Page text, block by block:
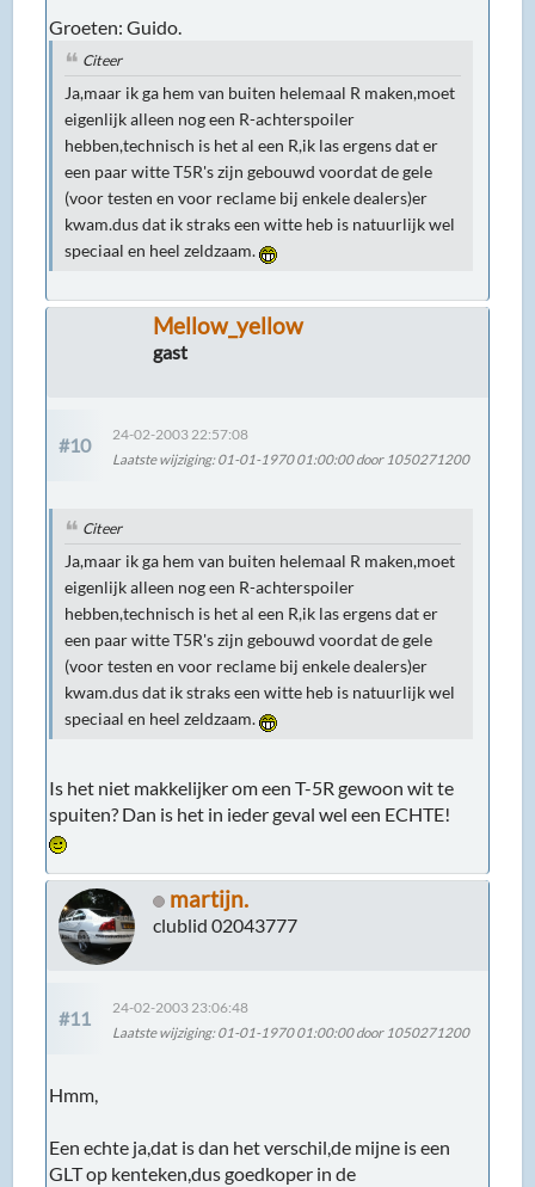
Groeten: Guido.
Citeer
Ja,maar ik ga hem van buiten helemaal R maken,moet
eigenlijk alleen nog een R-achterspoiler
hebben,technisch is het al een R,ik las ergens dat er
een paar witte T5R's zijn gebouwd voordat de gele
(voor testen en voor reclame bij enkele dealers)er
kwam.dus dat ik straks een witte heb is natuurlijk wel
speciaal en heel zeldzaam.
Mellow_yellow
gast
#10
24-02-2003 22:57:08
Laatste wijziging: 01-01-1970 01:00:00 door 1050271200
Citeer
Ja,maar ik ga hem van buiten helemaal R maken,moet
eigenlijk alleen nog een R-achterspoiler
hebben,technisch is het al een R,ik las ergens dat er
een paar witte T5R's zijn gebouwd voordat de gele
(voor testen en voor reclame bij enkele dealers)er
kwam.dus dat ik straks een witte heb is natuurlijk wel
speciaal en heel zeldzaam.
Is het niet makkelijker om een T-5R gewoon wit te
spuiten? Dan is het in ieder geval wel een ECHTE!
martijn.
clublid 02043777
#11
24-02-2003 23:06:48
Laatste wijziging: 01-01-1970 01:00:00 door 1050271200
Hmm,
Een echte ja,dat is dan het verschil,de mijne is een
GLT op kenteken,dus goedkoper in de